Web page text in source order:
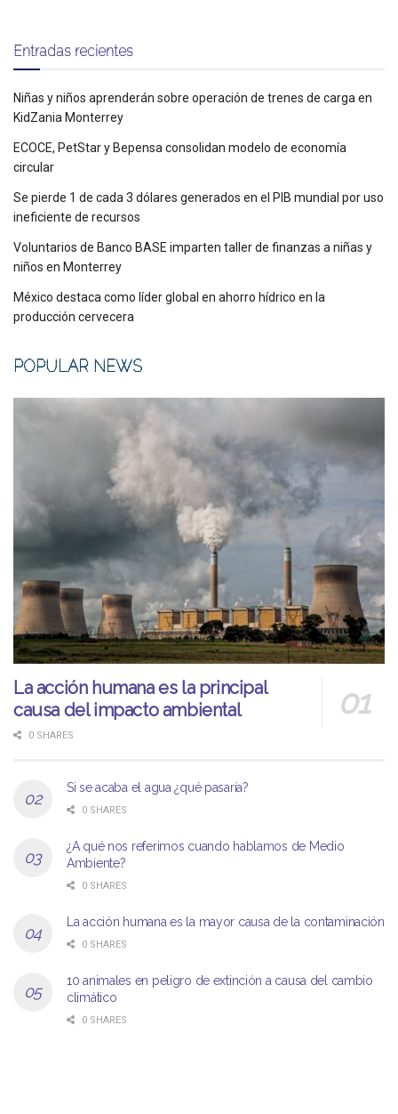
Entradas recientes
Niñas y niños aprenderán sobre operación de trenes de carga en
KidZania Monterrey
ECOCE, PetStar y Bepensa consolidan modelo de economía
circular
Se pierde 1 de cada 3 dólares generados en el PIB mundial por uso
ineficiente de recursos
Voluntarios de Banco BASE imparten taller de finanzas a niñas y
niños en Monterrey
México destaca como líder global en ahorro hídrico en la
producción cervecera
POPULAR NEWS
La acción humana es la principal
causa del impacto ambiental
0 SHARES
Si se acaba el agua ¿qué pasaría?
0 SHARES
¿A qué nos referimos cuando hablamos de Medio
Ambiente?
0 SHARES
La acción humana es la mayor causa de la contaminación
0 SHARES
10 animales en peligro de extinción a causa del cambio
climático
0 SHARES